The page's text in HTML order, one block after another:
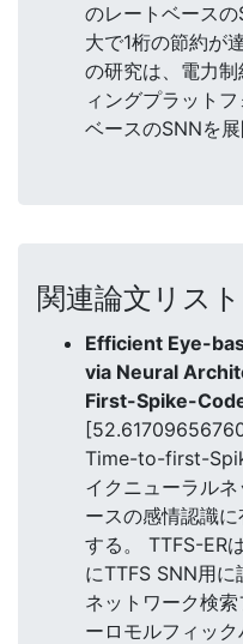
のレートベース
大で1桁の節約が
の研究は、電力
ィングプラット
ベースのSNNを展
関連論文リスト
Efficient Eye-
via Neural
First-Spike-
Time-to-first-
イクニューラル
ースの感情認識
する。 TTFS-ER
にTTFS SNN用
ネットワーク検
ーロモルフィッ